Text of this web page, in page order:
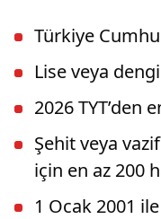
Türkiye
Lise veya
2026 TYT’den
Şehit veya
için en az 200
1 Ocak 2001